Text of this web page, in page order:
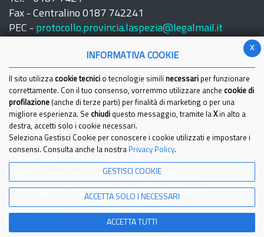
Fax - Centralino 0187 742241
PEC - protocollo.provincia.laspezia@legalmail.it
Seguici su:
IBAN e pagamenti informatici
Partita Iva
Dichiarazione di Accessibilita'
Cookies Policy
Privacy Policy
© 2021 Provincia della Spezia - Tutti i diritti riservati
x
INFORMATIVA COOKIE
Il sito utilizza cookie tecnici o tecnologie simili necessari per funzionare
correttamente. Con il tuo consenso, vorremmo utilizzare anche cookie di
profilazione (anche di terze parti) per finalità di marketing o per una
migliore esperienza. Se chiudi questo messaggio, tramite la Xin alto a
destra, accetti solo i cookie necessari.
Seleziona Gestisci Cookie per conoscere i cookie utilizzati e impostare i
consensi. Consulta anche la nostra Privacy Policy.
GESTISCI COOKIE
ACCETTA SOLO I NECESSARI
ACCETTA TUTTI